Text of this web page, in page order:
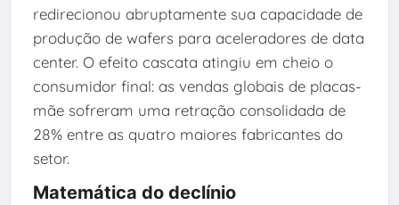
redirecionou abruptamente sua capacidade de
produção de wafers para aceleradores de data
center. O efeito cascata atingiu em cheio o
consumidor final: as vendas globais de placas-
mãe sofreram uma retração consolidada de
28% entre as quatro maiores fabricantes do
setor.
Matemática do declínio